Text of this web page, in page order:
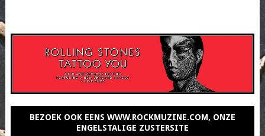
BEZOEK OOK EENS WWW.ROCKMUZINE.COM, ONZE
ENGELSTALIGE ZUSTERSITE